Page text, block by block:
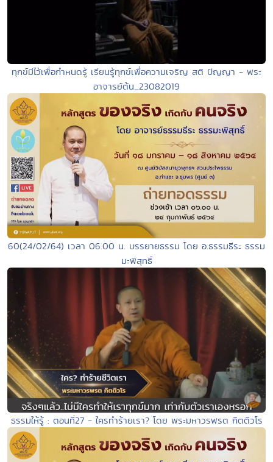
ทุกข์มีไว้เพื่อกำหนดรู้ เรียนรู้ทุกข์เพื่อความเจริญ สติ ปัญญา - พระ
อาจารย์ต้น_23082019
60(24/02/64) เวลา 06.00 น. บรรยายธรรม โดย อ.ธรรมธีระ ธรรม
มะพิสุทธิ์
ธรรมให้รู้ : ตอนที่27 - ใครทำร้ายเรา? โดย พระมหาวรพรต กิตติวโร